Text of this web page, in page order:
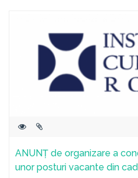
ANUNȚ de organizare a
unor posturi vacante din